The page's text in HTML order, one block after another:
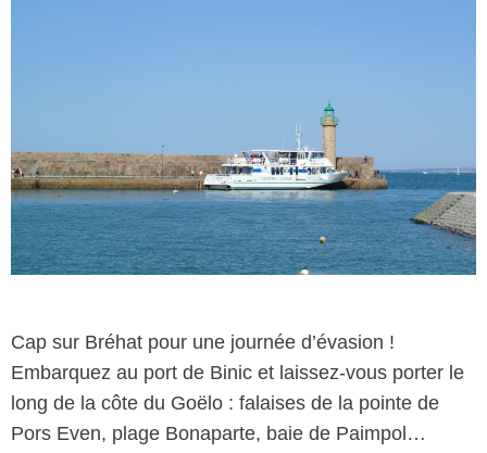
Cap sur Bréhat pour une journée d’évasion !
Embarquez au port de Binic et laissez-vous porter le
long de la côte du Goëlo : falaises de la pointe de
Pors Even, plage Bonaparte, baie de Paimpol…